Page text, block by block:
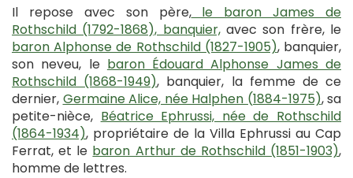
Il repose avec son père,le baron James de
Rothschild (1792-1868), banquier,avec son frère, le
baron Alphonse de Rothschild (1827-1905), banquier,
son neveu, le baron Édouard Alphonse James de
Rothschild (1868-1949), banquier, la femme de ce
dernier, Germaine Alice, née Halphen (1884-1975), sa
petite-nièce, Béatrice Ephrussi, née de Rothschild
(1864-1934), propriétaire de la Villa Ephrussi au Cap
Ferrat, et le baron Arthur de Rothschild (1851-1903),
homme de lettres.